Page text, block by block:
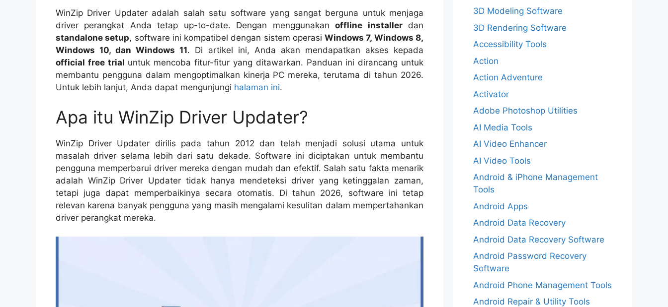
WinZip Driver Updater adalah salah satu software yang sangat berguna untuk menjaga
driver perangkat Anda tetap up-to-date. Dengan menggunakanoffline installerdan
standalone setup, software ini kompatibel dengan sistem operasiWindows 7, Windows 8,
Windows 10, dan Windows 11. Di artikel ini, Anda akan mendapatkan akses kepada
official free trial untuk mencoba fitur-fitur yang ditawarkan. Panduan ini dirancang untuk
membantu pengguna dalam mengoptimalkan kinerja PC mereka, terutama di tahun 2026.
Untuk lebih lanjut, Anda dapat mengunjungi halaman ini.
Apa itu WinZip Driver Updater?
WinZip Driver Updater dirilis pada tahun 2012 dan telah menjadi solusi utama untuk
masalah driver selama lebih dari satu dekade. Software ini diciptakan untuk membantu
pengguna memperbarui driver mereka dengan mudah dan efektif. Salah satu fakta menarik
adalah WinZip Driver Updater tidak hanya mendeteksi driver yang ketinggalan zaman,
tetapi juga dapat memperbaikinya secara otomatis. Di tahun 2026, software ini tetap
relevan karena banyak pengguna yang masih mengalami kesulitan dalam mempertahankan
driver perangkat mereka.
3D Modeling Software
3D Rendering Software
Accessibility Tools
Action
Action Adventure
Activator
Adobe Photoshop Utilities
AI Media Tools
AI Video Enhancer
AI Video Tools
Android & iPhone Management
Tools
Android Apps
Android Data Recovery
Android Data Recovery Software
Android Password Recovery
Software
Android Phone Management Tools
Android Repair & Utility Tools